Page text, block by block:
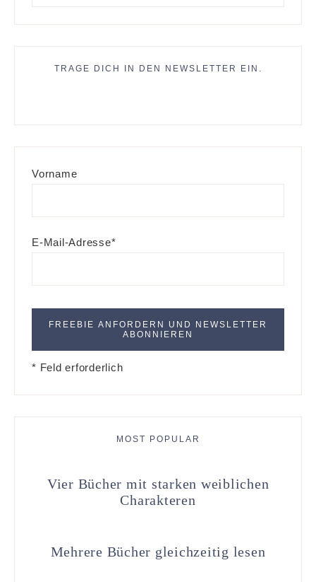
TRAGE DICH IN DEN NEWSLETTER EIN.
Vorname
E-Mail-Adresse*
* Feld erforderlich
MOST POPULAR
Vier Bücher mit starken weiblichen
Charakteren
Mehrere Bücher gleichzeitig lesen